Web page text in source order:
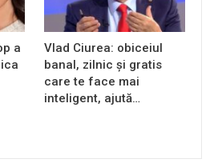
a
Vlad Ciurea: obiceiul
banal, zilnic și gratis
care te face mai
inteligent, ajută…